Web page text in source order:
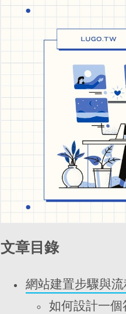
文章目錄
網站建置步驟與
如何設計一個